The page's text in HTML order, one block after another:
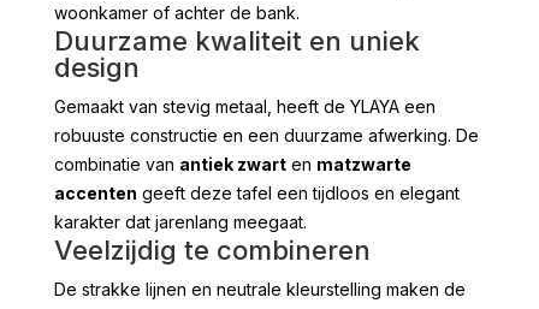
woonkamer of achter de bank.
Duurzame kwaliteit en uniek
design
Gemaakt van stevig metaal, heeft de YLAYA een
robuuste constructie en een duurzame afwerking. De
combinatie van antiek zwarten matzwarte
accenten geeft deze tafel een tijdloos en elegant
karakter dat jarenlang meegaat.
Veelzijdig te combineren
De strakke lijnen en neutrale kleurstelling maken de